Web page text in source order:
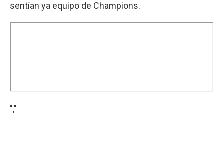
sentían ya equipo de Champions.
","